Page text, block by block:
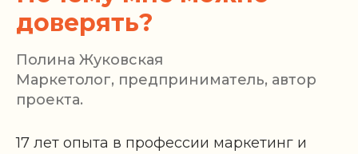
доверять?
Полина Жуковская
Маркетолог, предприниматель, автор
проекта.
17 лет опыта в профессии маркетинг и